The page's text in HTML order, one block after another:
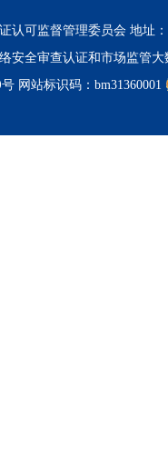
认可监督管理委员会 地址
安全审查认证和市场监管
网站标识码：bm31360001